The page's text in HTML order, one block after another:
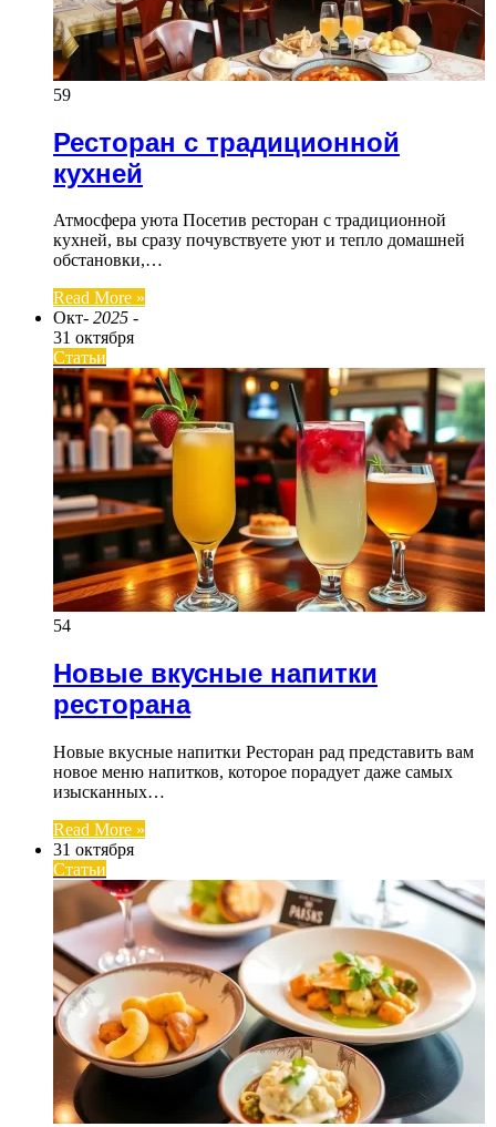
59
Ресторан с традиционной
кухней
Атмосфера уюта Посетив ресторан с традиционной
кухней, вы сразу почувствуете уют и тепло домашней
обстановки,…
Read More »
Окт- 2025 -
31 октября
Статьи
54
Новые вкусные напитки
ресторана
Новые вкусные напитки Ресторан рад представить вам
новое меню напитков, которое порадует даже самых
изысканных…
Read More »
31 октября
Статьи